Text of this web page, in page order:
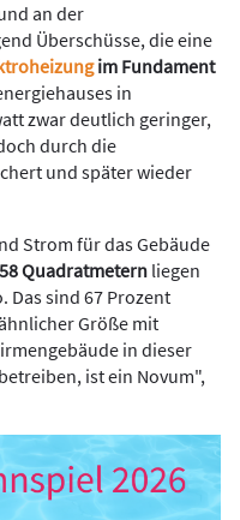
an der
Überschüsse, die eine
im Fundament
in
zwar deutlich geringer,
durch die
und später wieder
Strom für das Gebäude
Quadratmetern liegen
Das sind 67 Prozent
Größe mit
in dieser
ist ein Novum",